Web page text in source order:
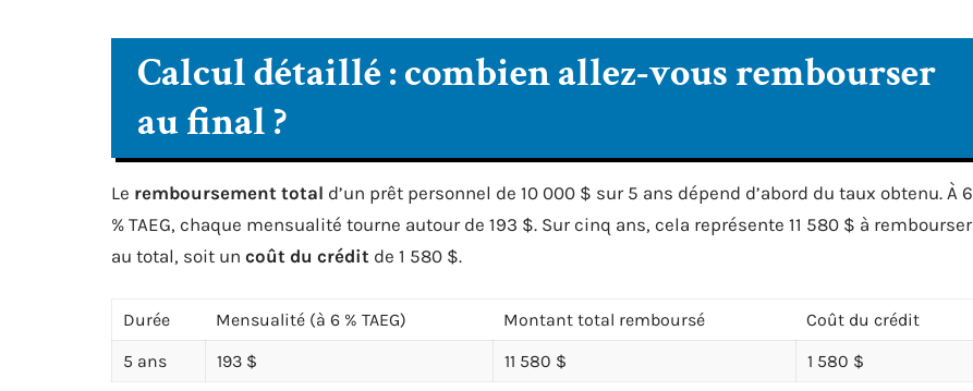
Calcul détaillé : combien allez-vous rembourser
au final ?
Le remboursement total d’un prêt personnel de 10 000 $ sur 5 ans dépend d’abord du taux obtenu. À 6
% TAEG, chaque mensualité tourne autour de 193 $. Sur cinq ans, cela représente 11 580 $ à rembourser
au total, soit un coût du crédit de 1 580 $.
Durée Mensualité (à 6 % TAEG) Montant total remboursé
Coût du crédit
5 ans
193 $ 11 580 $ 1 580 $